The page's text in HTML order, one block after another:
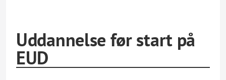
Uddannelse før start på
EUD